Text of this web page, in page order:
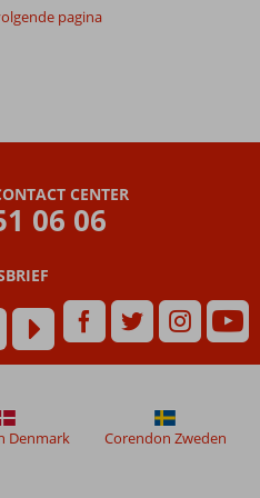
pagina
CENTER
06 06
Denmark Corendon Zweden